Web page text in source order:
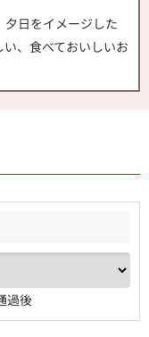
夕日をイメージした
、食べておいしいお
過後